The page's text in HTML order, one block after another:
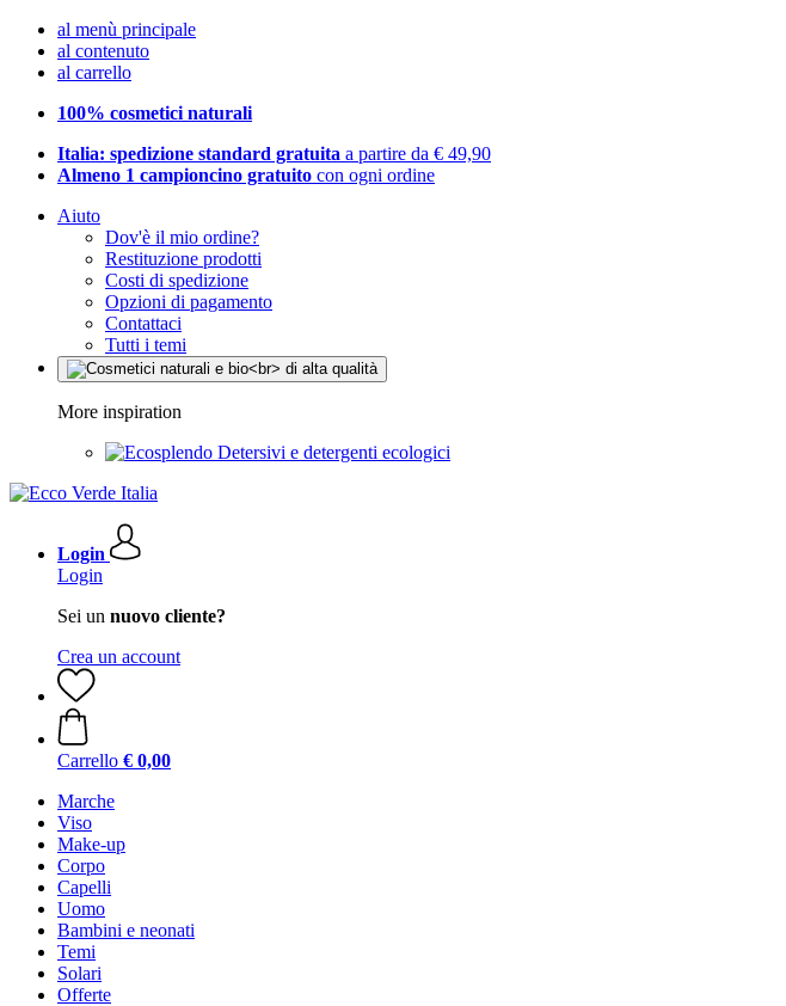
al menù principale
al contenuto
al carrello
100% cosmetici naturali
Italia: spedizione standard gratuita a partire da € 49,90
Almeno 1 campioncino gratuito con ogni ordine
Aiuto
Dov'è il mio ordine?
Restituzione prodotti
Costi di spedizione
Opzioni di pagamento
Contattaci
Tutti i temi
More inspiration
Detersivi e detergenti ecologici
Login
Login
Sei un nuovo cliente?
Crea un account
Carrello € 0,00
Marche
Viso
Make-up
Corpo
Capelli
Uomo
Bambini e neonati
Temi
Solari
Offerte